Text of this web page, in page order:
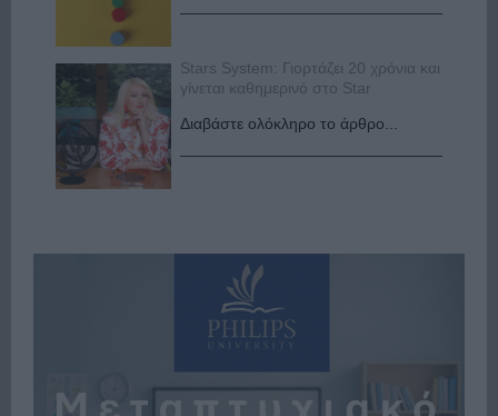
Stars System: Γιορτάζει 20 χρόνια και
γίνεται καθημερινό στο Star
Διαβάστε ολόκληρο το άρθρο...